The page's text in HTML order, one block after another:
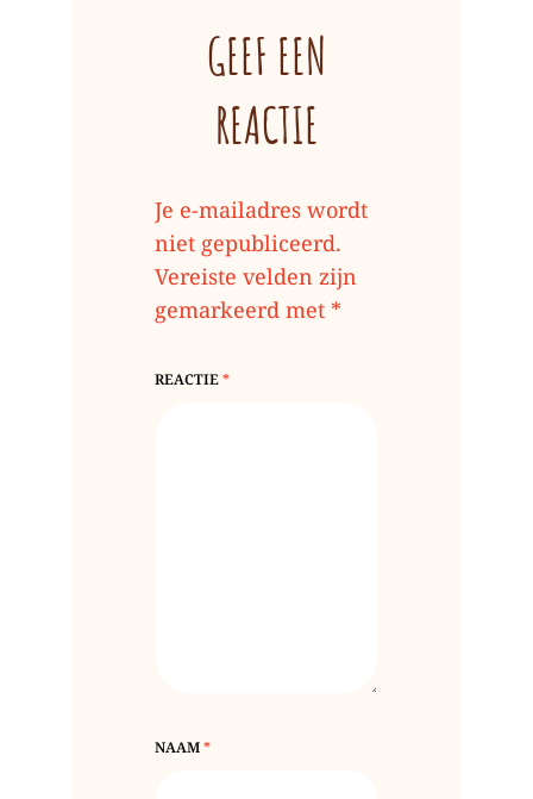
GEEF EEN
REACTIE
Je e-mailadres wordt
niet gepubliceerd.
Vereiste velden zijn
gemarkeerd met *
REACTIE*
NAAM*